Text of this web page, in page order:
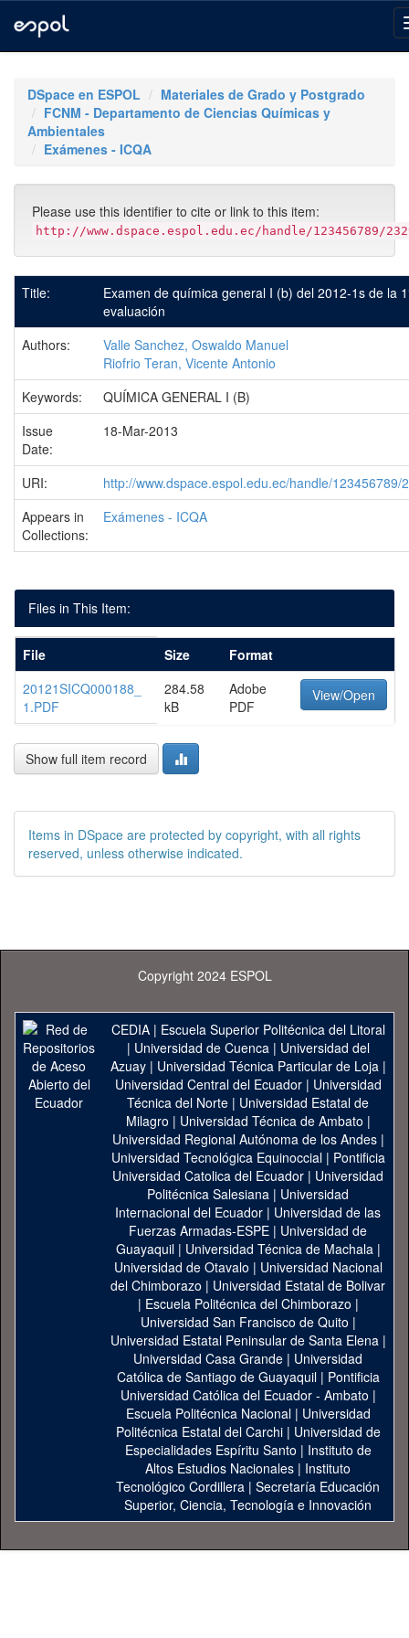
navigationDSpace en ESPOL
Materiales de Grado y Postgrado
FCNM - Departamento de Ciencias Químicas y
Ambientales
Exámenes - ICQA
Please use this identifier to cite or link to this item:
http://www.dspace.espol.edu.ec/handle/123456789/
Title:
Examen de química general I (b) del 2012-1s de la
evaluación
Authors:
Valle Sanchez, Oswaldo Manuel
Riofrio Teran, Vicente Antonio
Keywords:
QUÍMICA GENERAL I (B)
Issue
Date:
18-Mar-2013
URI:
http://www.dspace.espol.edu.ec/handle/123456789/
Appears in
Collections:
Exámenes - ICQA
Files in This Item:
File Size
Format
20121SICQ000188_
1.PDF
284.58
kB
Adobe
PDF
View/Open
Show full item record
Items in DSpace are protected by copyright, with all rights
reserved, unless otherwise indicated.
Copyright 2024 ESPOL
CEDIA| Escuela Superior Politécnica del Litoral
| Universidad de Cuenca| Universidad del
Azuay| Universidad Técnica Particular de Loja|
Universidad Central del Ecuador| Universidad
Técnica del Norte | Universidad Estatal de
Milagro | Universidad Técnica de Ambato |
Universidad Regional Autónoma de los Andes|
Universidad Tecnológica Equinoccial| Pontificia
Universidad Catolica del Ecuador | Universidad
Politécnica Salesiana | Universidad
Internacional del Ecuador | Universidad de las
Fuerzas Armadas-ESPE | Universidad de
Guayaquil| Universidad Técnica de Machala|
Universidad de Otavalo | Universidad Nacional
del Chimborazo | Universidad Estatal de Bolivar
| Escuela Politécnica del Chimborazo |
Universidad San Francisco de Quito |
Universidad Estatal Peninsular de Santa Elena|
Universidad Casa Grande | Universidad
Católica de Santiago de Guayaquil| Pontificia
Universidad Católica del Ecuador - Ambato |
Escuela Politécnica Nacional| Universidad
Politécnica Estatal del Carchi| Universidad de
Especialidades Espíritu Santo | Instituto de
Altos Estudios Nacionales | Instituto
Tecnológico Cordillera | Secretaría Educación
Superior, Ciencia, Tecnología e Innovación